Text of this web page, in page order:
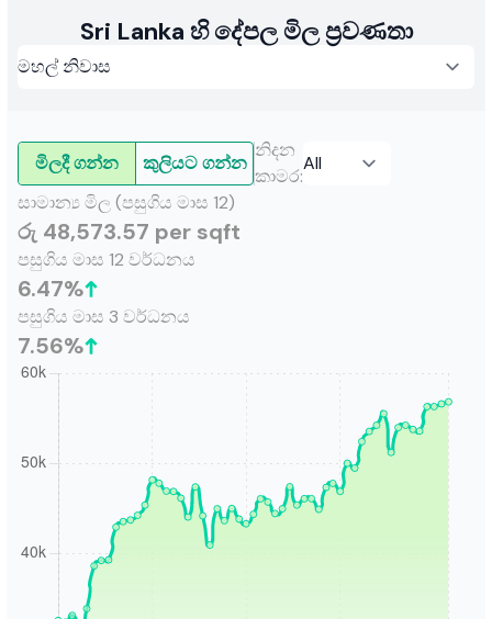
Sri Lanka හි දේපල මිල ප්‍රවණතා
මිලදී ගන්න කුලියට ගන්න
නිදන
කාමර:
සාමාන්‍ය මිල (පසුගිය මාස 12)
රු 48,573.57 per sqft
පසුගිය මාස 12 වර්ධනය
6.47%
පසුගිය මාස 3 වර්ධනය
7.56%